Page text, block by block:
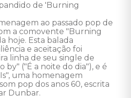
de 'Burning
ao passado pop de
a comovente "Burning
hoje. Esta balada
e aceitação foi
linha de seu single de
by" ("É a noite do dia"), e é
uma homenagem
pop dos anos 60, escrita
Dunbar.